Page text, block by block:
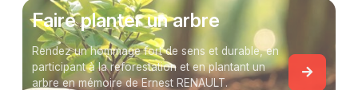
Faire planter un arbre
Rendez un hommage fort de sens et durable, en
participant à la reforestation et en plantant un
arbre en mémoire de Ernest RENAULT.